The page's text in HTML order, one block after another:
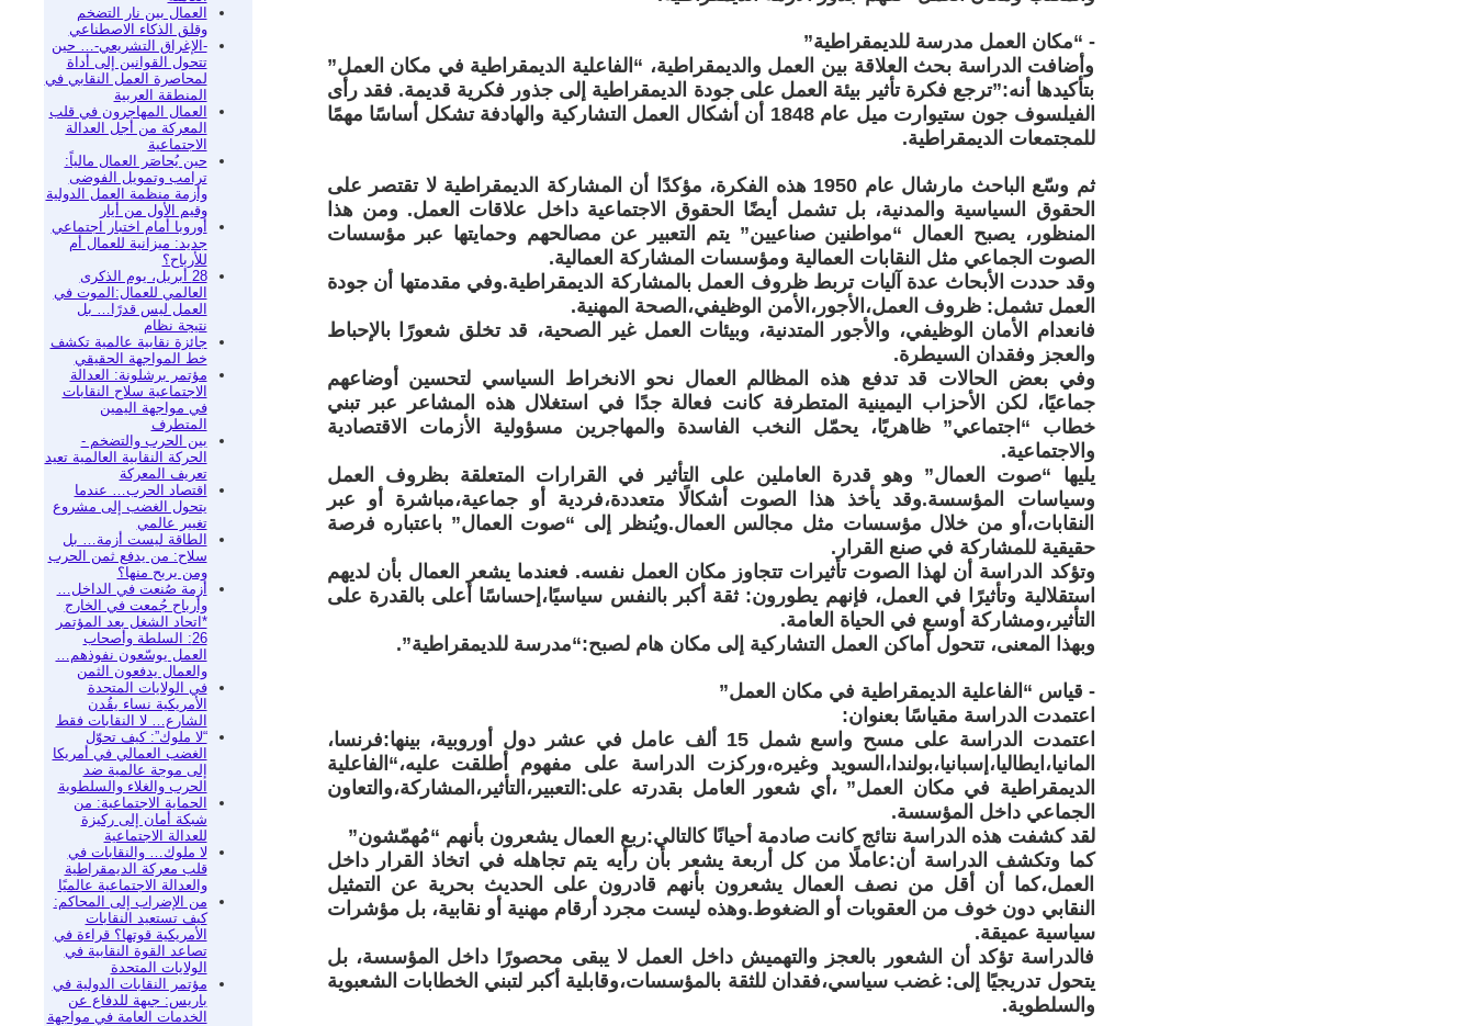
العمال بين نار التضخم
وقلق الذكاء الاصطناعي
-الإغراق التشريعي-… حين
تتحول القوانين إلى أداة
لمحاصرة العمل النقابي في
المنطقة العربية
العمال المهاجرون في قلب
المعركة من أجل العدالة
الاجتماعية
حين يُحاصَر العمال مالياً:
ترامب وتمويل الفوضى
وأزمة منظمة العمل الدولية
وقيم الأول من أيار
أوروبا أمام اختبار اجتماعي
جديد: ميزانية للعمال أم
للأرباح؟
28 أبريل، يوم الذكرى
العالمي للعمال:الموت في
العمل ليس قدرًا… بل
نتيجة نظام
جائزة نقابية عالمية تكشف
خط المواجهة الحقيقي
مؤتمر برشلونة: العدالة
الاجتماعية سلاح النقابات
في مواجهة اليمين
المتطرف
بين الحرب والتضخم -
الحركة النقابية العالمية تعيد
تعريف المعركة
اقتصاد الحرب… عندما
يتحول الغضب إلى مشروع
تغيير عالمي
الطاقة ليست أزمة… بل
سلاح: من يدفع ثمن الحرب
ومن يربح منها؟
أزمة صُنعت في الداخل…
وأرباح جُمعت في الخارج
*اتحاد الشغل بعد المؤتمر
26: السلطة وأصحاب
العمل يوسّعون نفوذهم…
والعمال يدفعون الثمن
في الولايات المتحدة
الأمريكية نساء يقُدن
الشارع… لا النقابات فقط
“لا ملوك”: كيف تحوّل
الغضب العمالي في أمريكا
إلى موجة عالمية ضد
الحرب والغلاء والسلطوية
الحماية الاجتماعية: من
شبكة أمان إلى ركيزة
للعدالة الاجتماعية
لا ملوك… والنقابات في
قلب معركة الديمقراطية
والعدالة الاجتماعية عالميًا
من الإضراب إلى المحاكم:
كيف تستعيد النقابات
الأمريكية قوتها؟ قراءة في
تصاعد القوة النقابية في
الولايات المتحدة
مؤتمر النقابات الدولية في
باريس: جبهة للدفاع عن
الخدمات العامة في مواجهة
- “مكان العمل مدرسة للديمقراطية”
وأضافت الدراسة بحث العلاقة بين العمل والديمقراطية، “الفاعلية الديمقراطية في مكان العمل”
بتأكيدها أنه:”ترجع فكرة تأثير بيئة العمل على جودة الديمقراطية إلى جذور فكرية قديمة. فقد رأى
الفيلسوف جون ستيوارت ميل عام 1848 أن أشكال العمل التشاركية والهادفة تشكل أساسًا مهمًا
للمجتمعات الديمقراطية.
ثم وسّع الباحث مارشال عام 1950 هذه الفكرة، مؤكدًا أن المشاركة الديمقراطية لا تقتصر على
الحقوق السياسية والمدنية، بل تشمل أيضًا الحقوق الاجتماعية داخل علاقات العمل. ومن هذا
المنظور، يصبح العمال “مواطنين صناعيين” يتم التعبير عن مصالحهم وحمايتها عبر مؤسسات
الصوت الجماعي مثل النقابات العمالية ومؤسسات المشاركة العمالية.
وقد حددت الأبحاث عدة آليات تربط ظروف العمل بالمشاركة الديمقراطية.وفي مقدمتها أن جودة
العمل تشمل: ظروف العمل،الأجور،الأمن الوظيفي،الصحة المهنية.
فانعدام الأمان الوظيفي، والأجور المتدنية، وبيئات العمل غير الصحية، قد تخلق شعورًا بالإحباط
والعجز وفقدان السيطرة.
وفي بعض الحالات قد تدفع هذه المظالم العمال نحو الانخراط السياسي لتحسين أوضاعهم
جماعيًا، لكن الأحزاب اليمينية المتطرفة كانت فعالة جدًا في استغلال هذه المشاعر عبر تبني
خطاب “اجتماعي” ظاهريًا، يحمّل النخب الفاسدة والمهاجرين مسؤولية الأزمات الاقتصادية
والاجتماعية.
يليها “صوت العمال” وهو قدرة العاملين على التأثير في القرارات المتعلقة بظروف العمل
وسياسات المؤسسة.وقد يأخذ هذا الصوت أشكالًا متعددة،فردية أو جماعية،مباشرة أو عبر
النقابات،أو من خلال مؤسسات مثل مجالس العمال.ويُنظر إلى “صوت العمال” باعتباره فرصة
حقيقية للمشاركة في صنع القرار.
وتؤكد الدراسة أن لهذا الصوت تأثيرات تتجاوز مكان العمل نفسه. فعندما يشعر العمال بأن لديهم
استقلالية وتأثيرًا في العمل، فإنهم يطورون: ثقة أكبر بالنفس سياسيًا،إحساسًا أعلى بالقدرة على
التأثير،ومشاركة أوسع في الحياة العامة.
وبهذا المعنى، تتحول أماكن العمل التشاركية إلى مكان هام لصبح:“مدرسة للديمقراطية”.
- قياس “الفاعلية الديمقراطية في مكان العمل”
اعتمدت الدراسة مقياسًا بعنوان:
اعتمدت الدراسة على مسح واسع شمل 15 ألف عامل في عشر دول أوروبية، بينها:فرنسا،
المانيا،ايطاليا،إسبانيا،بولندا،السويد وغيره،وركزت الدراسة على مفهوم أطلقت عليه،“الفاعلية
الديمقراطية في مكان العمل” ،أي شعور العامل بقدرته على:التعبير،التأثير،المشاركة،والتعاون
الجماعي داخل المؤسسة.
لقد كشفت هذه الدراسة نتائج كانت صادمة أحيانًا كالتالي:ربع العمال يشعرون بأنهم “مُهمّشون”
كما وتكشف الدراسة أن:عاملًا من كل أربعة يشعر بأن رأيه يتم تجاهله في اتخاذ القرار داخل
العمل،كما أن أقل من نصف العمال يشعرون بأنهم قادرون على الحديث بحرية عن التمثيل
النقابي دون خوف من العقوبات أو الضغوط.وهذه ليست مجرد أرقام مهنية أو نقابية، بل مؤشرات
سياسية عميقة.
فالدراسة تؤكد أن الشعور بالعجز والتهميش داخل العمل لا يبقى محصورًا داخل المؤسسة، بل
يتحول تدريجيًا إلى: غضب سياسي،فقدان للثقة بالمؤسسات،وقابلية أكبر لتبني الخطابات الشعبوية
والسلطوية.